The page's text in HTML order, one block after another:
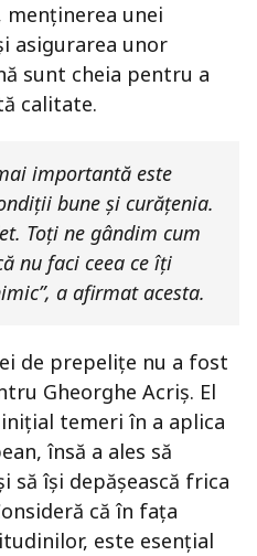
menținerea unei
asigurarea unor
sunt cheia pentru a
calitate.
importantă este
bune și curățenia.
Toți ne gândim cum
nu faci ceea ce îți
a afirmat acesta.
de prepelițe nu a fost
Gheorghe Acriș. El
temeri în a aplica
însă a ales să
să își depășească frica
că în fața
este esențial